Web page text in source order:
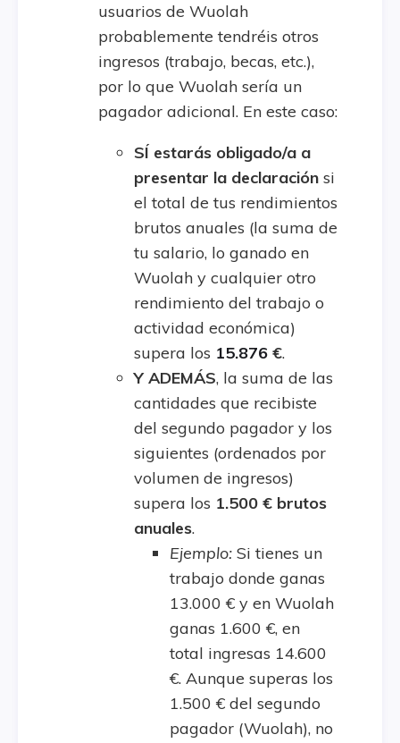
usuarios de Wuolah
probablemente tendréis otros
ingresos (trabajo, becas, etc.),
por lo que Wuolah sería un
pagador adicional. En este caso:
SÍ estarás obligado/a a
presentar la declaración si
el total de tus rendimientos
brutos anuales (la suma de
tu salario, lo ganado en
Wuolah y cualquier otro
rendimiento del trabajo o
actividad económica)
supera los 15.876 €.
Y ADEMÁS, la suma de las
cantidades que recibiste
del segundo pagador y los
siguientes (ordenados por
volumen de ingresos)
supera los 1.500 € brutos
anuales.
Ejemplo: Si tienes un
trabajo donde ganas
13.000 € y en Wuolah
ganas 1.600 €, en
total ingresas 14.600
€. Aunque superas los
1.500 € del segundo
pagador (Wuolah), no